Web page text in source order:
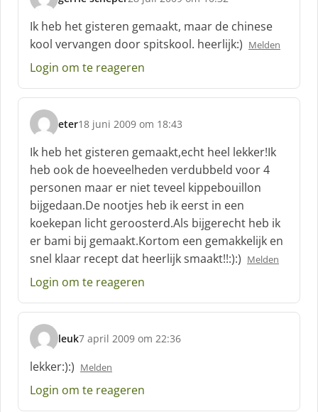
s
c
h
r
e
f
Ik heb het gisteren gemaakt, maar de chinese
kool vervangen door spitskool. heerlijk:) Melden
Login om te reageren
eter
s
c
h
r
e
e
f
18 juni 2009 om 18:43
Ik heb het gisteren gemaakt,echt heel lekker!Ik
heb ook de hoeveelheden verdubbeld voor 4
personen maar er niet teveel kippebouillon
bijgedaan.De nootjes heb ik eerst in een
koekepan licht geroosterd.Als bijgerecht heb ik
er bami bij gemaakt.Kortom een gemakkelijk en
snel klaar recept dat heerlijk smaakt!!:):) Melden
Login om te reageren
leuk
s
c
h
r
7 april 2009 om 22:36
lekker:):) Melden
Login om te reageren